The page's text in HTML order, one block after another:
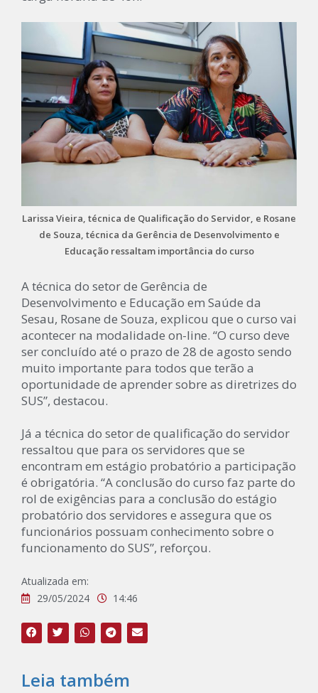
Larissa Vieira, técnica de Qualificação do Servidor, e Rosane
de Souza, técnica da Gerência de Desenvolvimento e
Educação ressaltam importância do curso
A técnica do setor de Gerência de
Desenvolvimento e Educação em Saúde da
Sesau, Rosane de Souza, explicou que o curso vai
acontecer na modalidade on-line. “O curso deve
ser concluído até o prazo de 28 de agosto sendo
muito importante para todos que terão a
oportunidade de aprender sobre as diretrizes do
SUS”, destacou.
Já a técnica do setor de qualificação do servidor
ressaltou que para os servidores que se
encontram em estágio probatório a participação
é obrigatória. “A conclusão do curso faz parte do
rol de exigências para a conclusão do estágio
probatório dos servidores e assegura que os
funcionários possuam conhecimento sobre o
funcionamento do SUS”, reforçou.
Atualizada em:
29/05/2024
14:46
Leia também